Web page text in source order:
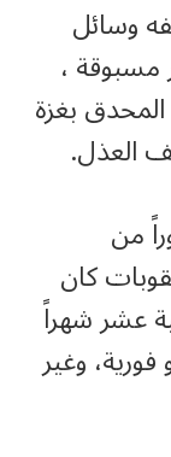
وسائل
،
بغزة
العذل.
من
كان
عشر شهراً
وغير